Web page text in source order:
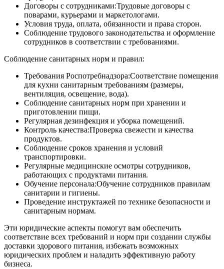
Договоры с сотрудниками:Трудовые договоры с
поварами, курьерами и маркетологами.
Условия труда, оплата, обязанности и права сторон.
Соблюдение трудового законодательства и оформление
сотрудников в соответствии с требованиями.
Соблюдение санитарных норм и правил:
Требования Роспотребнадзора:Соответствие помещения
для кухни санитарным требованиям (размеры,
вентиляция, освещение, вода).
Соблюдение санитарных норм при хранении и
приготовлении пищи.
Регулярная дезинфекция и уборка помещений.
Контроль качества:Проверка свежести и качества
продуктов.
Соблюдение сроков хранения и условий
транспортировки.
Регулярные медицинские осмотры сотрудников,
работающих с продуктами питания.
Обучение персонала:Обучение сотрудников правилам
санитарии и гигиены.
Проведение инструктажей по технике безопасности и
санитарным нормам.
Эти юридические аспекты помогут вам обеспечить
соответствие всех требований и норм при создании службы
доставки здорового питания, избежать возможных
юридических проблем и наладить эффективную работу
бизнеса.